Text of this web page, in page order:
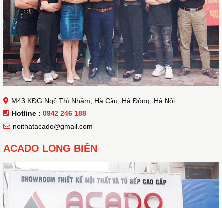
M43 KĐG Ngô Thì Nhậm, Hà Cầu, Hà Đông, Hà Nội
Hotline : 0942 246 188
noithatacado@gmail.com
ACADO LONG BIÊN